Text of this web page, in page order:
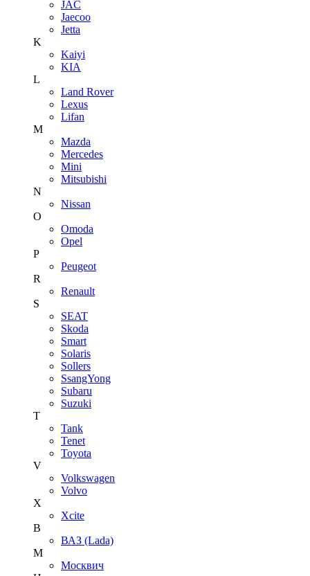
JAC
Jaecoo
Jetta
K
Kaiyi
KIA
L
Land Rover
Lexus
Lifan
M
Mazda
Mercedes
Mini
Mitsubishi
N
Nissan
O
Omoda
Opel
P
Peugeot
R
Renault
S
SEAT
Skoda
Smart
Solaris
Sollers
SsangYong
Subaru
Suzuki
T
Tank
Tenet
Toyota
V
Volkswagen
Volvo
X
Xcite
В
ВАЗ (Lada)
М
Москвич